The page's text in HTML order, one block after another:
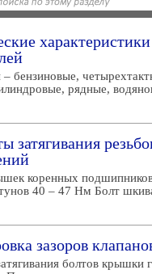
– бензиновые,
рядные,
затягивания
коренных
40 – 47 Нм Болт
зазоров
болтов крышки